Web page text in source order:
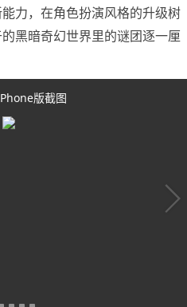
力，在角色扮演风格的升级树
黑暗奇幻世界里的谜团逐一厘
版截图